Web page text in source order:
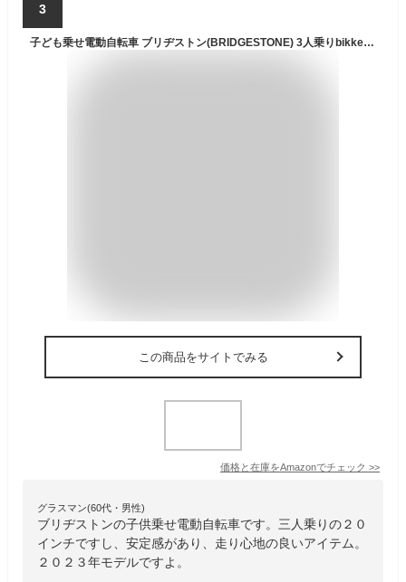
3
子ども乗せ電動自転車 ブリヂストン(BRIDGESTONE) 3人乗りbikke MOB dd （ビッケモブdd） E.XBKダークグレー 20インチ 2023年モデル BM0B43
この商品をサイトでみる
価格と在庫をAmazonでチェック >>
グラスマン(60代・男性)
ブリヂストンの子供乗せ電動自転車です。三人乗りの２０
インチですし、安定感があり、走り心地の良いアイテム。
２０２３年モデルですよ。